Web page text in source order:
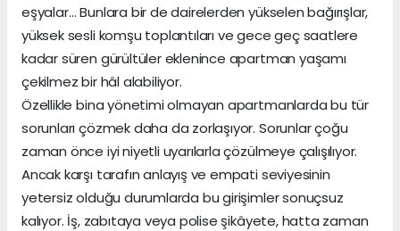
eşyalar… Bunlara bir de dairelerden yükselen bağırışlar,
yüksek sesli komşu toplantıları ve gece geç saatlere
kadar süren gürültüler eklenince apartman yaşamı
çekilmez bir hâl alabiliyor.
Özellikle bina yönetimi olmayan apartmanlarda bu tür
sorunları çözmek daha da zorlaşıyor. Sorunlar çoğu
zaman önce iyi niyetli uyarılarla çözülmeye çalışılıyor.
Ancak karşı tarafın anlayış ve empati seviyesinin
yetersiz olduğu durumlarda bu girişimler sonuçsuz
kalıyor. İş, zabıtaya veya polise şikâyete, hatta zaman